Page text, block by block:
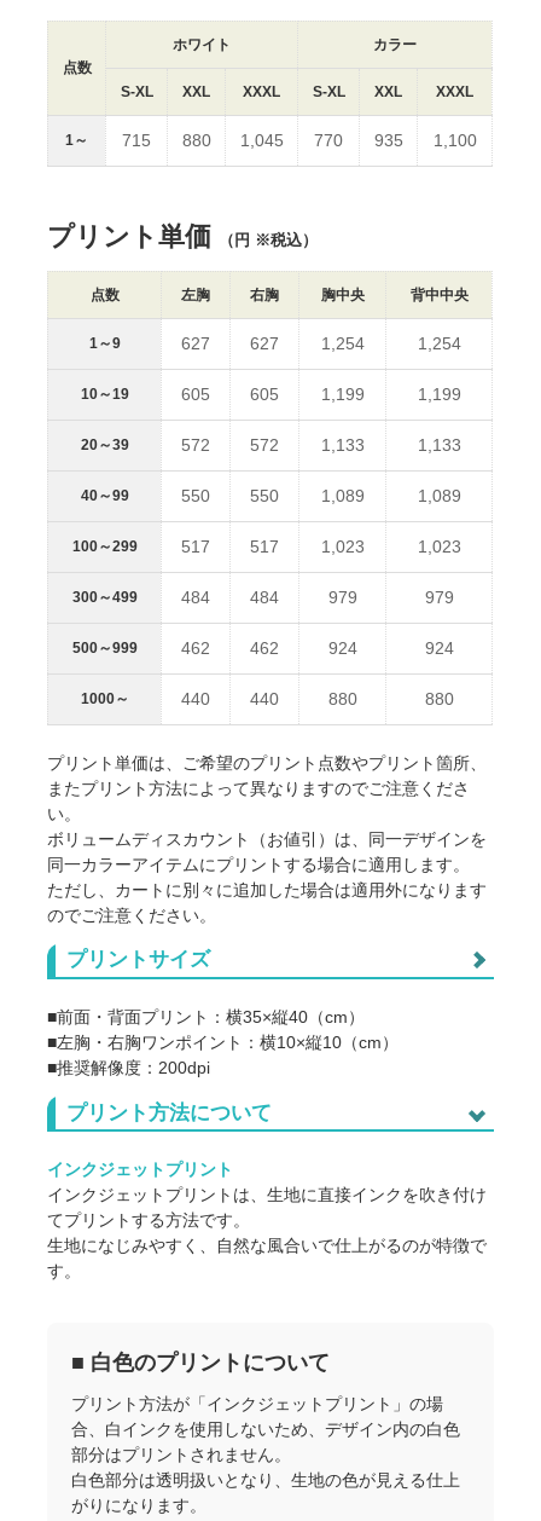
5001-02ベビー カラー
5001-01 DTF転写プリント
※本ページ記載の内容は予告なく変更することがあります。
点数
ホワイト カラー
S-XL XXL XXXL S-XL XXL XXXL
1～ 715 880 1,045 770 935 1,100
プリント単価 （円 ※税込）
点数 左胸 右胸 胸中央 背中中央
1～9 627 627 1,254 1,254
10～19 605 605 1,199 1,199
20～39 572 572 1,133 1,133
40～99 550 550 1,089 1,089
100～299 517 517 1,023 1,023
300～499 484 484 979 979
500～999 462 462 924 924
1000～ 440 440 880 880
プリント単価は、ご希望のプリント点数やプリント箇所、
またプリント方法によって異なりますのでご注意くださ
い。
ボリュームディスカウント（お値引）は、同一デザインを
同一カラーアイテムにプリントする場合に適用します。
ただし、カートに別々に追加した場合は適用外になります
のでご注意ください。
商品価格シミュレーター
額です。
※数量を入力して価格計算を行ってください。
同一カラー・サイズ・デザインに限り
ます
枚
カラー ホワイト カラー
サイズ S～XL XXL
プリント箇所
プリント代 プリント箇所：胸中央
・税別小計
アイテム代＋プリント代
・税別単価
1枚あたり
1,790円
消費税
税別金額の合計 × 10%
商品合計 1,969円（税込）
プリントサイズ
■前面・背面プリント：横35×縦40（cm）
■左胸・右胸ワンポイント：横10×縦10（cm）
■推奨解像度：200dpi
プリント可能範囲
プリント方法について
インクジェットプリント
インクジェットプリントは、生地に直接インクを吹き付け
てプリントする方法です。
生地になじみやすく、自然な風合いで仕上がるのが特徴で
す。
■ 白色のプリントについて
プリント方法が「インクジェットプリント」の場
合、白インクを使用しないため、デザイン内の白色
部分はプリントされません。
白色部分は透明扱いとなり、生地の色が見える仕上
がりになります。